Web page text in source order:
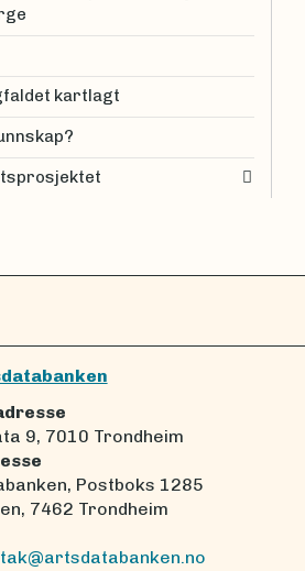
kartlagt
9, 7010 Trondheim
Postboks 1285
7462 Trondheim